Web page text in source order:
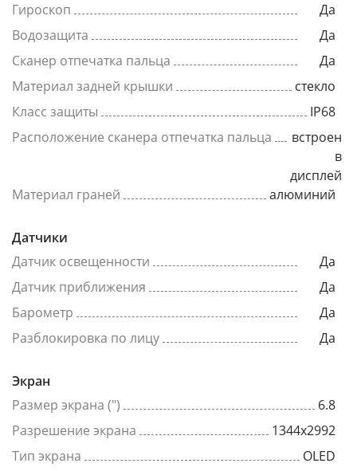
Гироскоп
Да
Водозащита
Да
Сканер отпечатка пальца
Да
Материал задней крышки
стекло
Класс защиты
IP68
Расположение сканера отпечатка пальца
встроен
в
дисплей
Материал граней
алюминий
Датчики
Датчик освещенности
Да
Датчик приближения
Да
Барометр
Да
Разблокировка по лицу
Да
Экран
Размер экрана (")
6.8
Разрешение экрана
1344x2992
Тип экрана
OLED